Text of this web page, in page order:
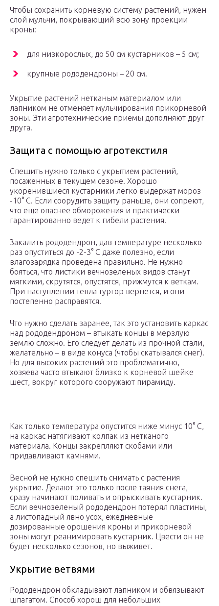
Чтобы сохранить корневую систему растений, нужен
слой мульчи, покрывающий всю зону проекции
кроны:
для низкорослых, до 50 см кустарников – 5 см;
крупные рододендроны – 20 см.
Укрытие растений нетканым материалом или
лапником не отменяет мульчирования прикорневой
зоны. Эти агротехнические приемы дополняют друг
друга.
Защита с помощью агротекстиля
Спешить нужно только с укрытием растений,
посаженных в текущем сезоне. Хорошо
укоренившиеся кустарники легко выдержат мороз
-10° С. Если соорудить защиту раньше, они сопреют,
что еще опаснее обморожения и практически
гарантированно ведет к гибели растения.
Закалить рододендрон, дав температуре несколько
раз опуститься до -2-3° С даже полезно, если
влагозарядка проведена правильно. Не нужно
бояться, что листики вечнозеленых видов станут
мягкими, скрутятся, опустятся, прижмутся к веткам.
При наступлении тепла тургор вернется, и они
постепенно расправятся.
Что нужно сделать заранее, так это установить каркас
над рододендроном – втыкать концы в мерзлую
землю сложно. Его следует делать из прочной стали,
желательно – в виде конуса (чтобы скатывался снег).
Но для высоких растений это проблематично,
хозяева часто втыкают близко к корневой шейке
шест, вокруг которого сооружают пирамиду.
Как только температура опустится ниже минус 10° С,
на каркас натягивают колпак из нетканого
материала. Концы закрепляют скобами или
придавливают камнями.
Весной не нужно спешить снимать с растения
укрытие. Делают это только после таяния снега,
сразу начинают поливать и опрыскивать кустарник.
Если вечнозеленый рододендрон потерял пластины,
а листопадный явно усох, ежедневные
дозированные орошения кроны и прикорневой
зоны могут реанимировать кустарник. Цвести он не
будет несколько сезонов, но выживет.
Укрытие ветвями
Рододендрон обкладывают лапником и обвязывают
шпагатом. Способ хорош для небольших